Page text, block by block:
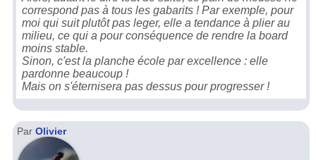
correspond pas à tous les gabarits ! Par exemple, pour
moi qui suit plutôt pas leger, elle a tendance à plier au
milieu, ce qui a pour conséquence de rendre la board
moins stable.
Sinon, c'est la planche école par excellence : elle
pardonne beaucoup !
Mais on s'éternisera pas dessus pour progresser !
Par Olivier